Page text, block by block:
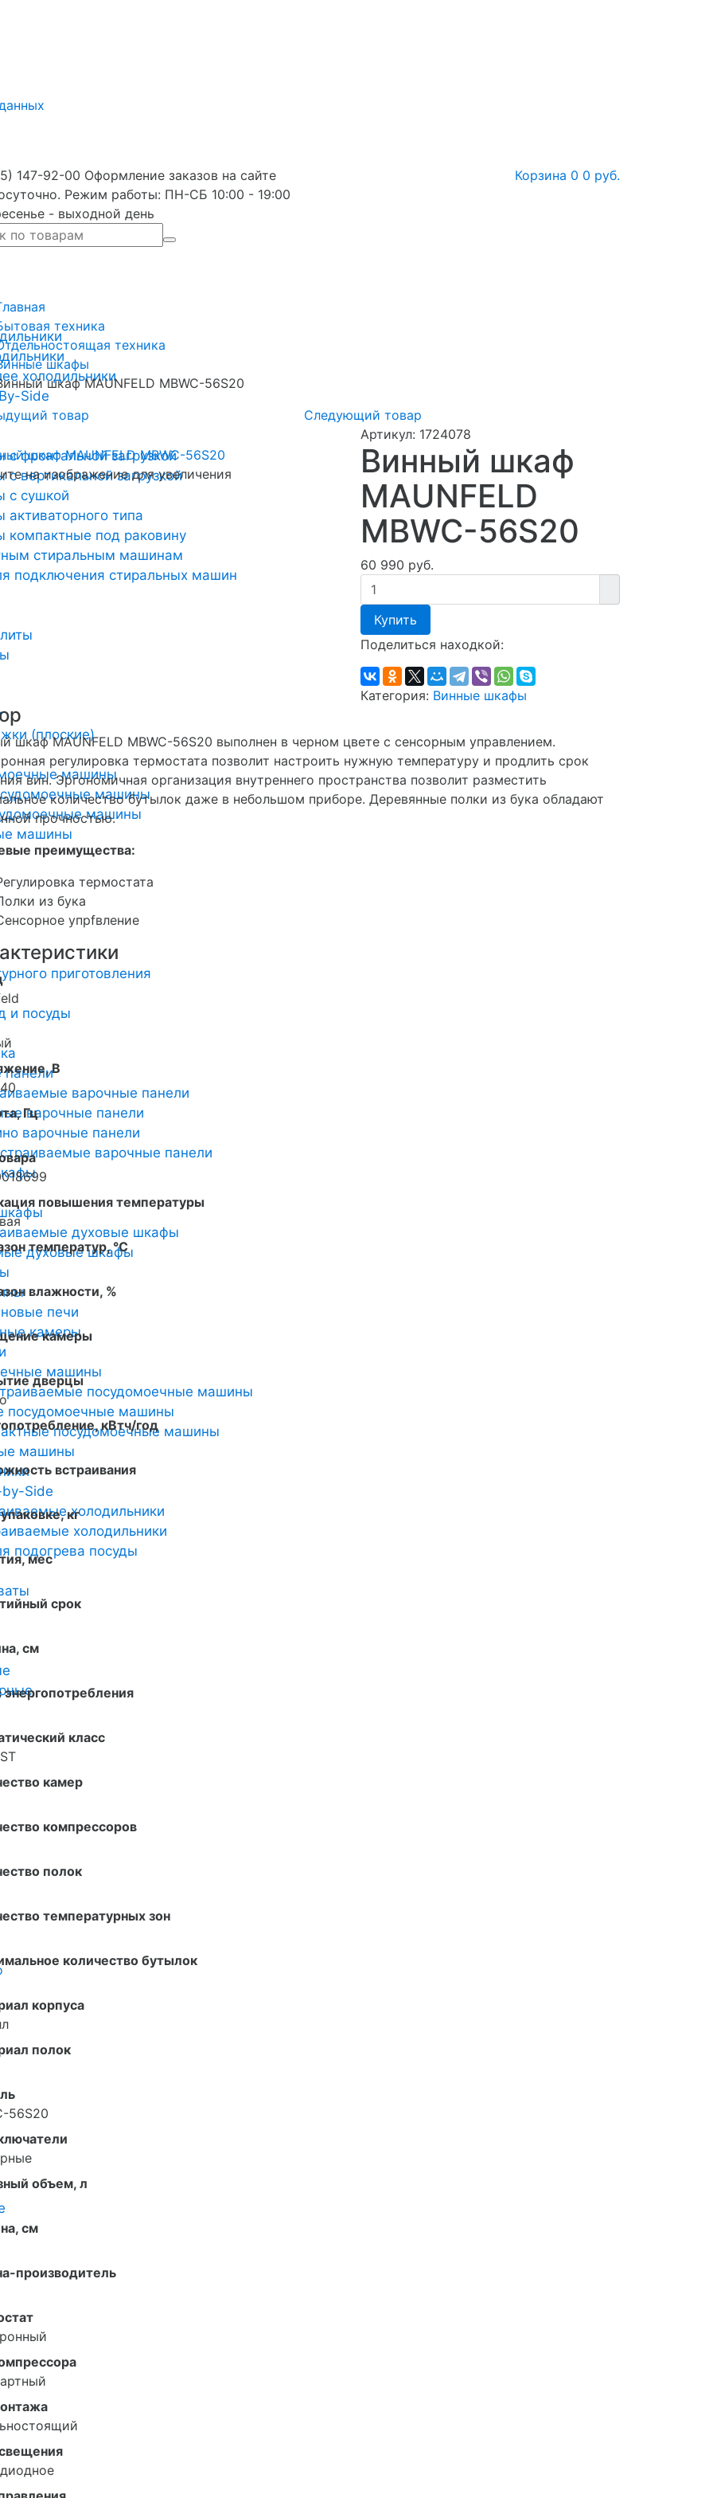
147-92-00 Оформление заказов на сайте
Режим работы: ПН-СБ 10:00 - 19:00
- выходной день
Корзина 0 0 руб.
холодильники
Side
фронтальной загрузкой
вертикальной загрузкой
с сушкой
типа
под раковину
стиральным машинам
подключения стиральных машин
(плоские)
машины
машины
машины
машины
приготовления
и посуды
панели
варочные панели
варочные панели
варочные панели
варочные панели
духовые шкафы
духовые шкафы
печи
камеры
машины
посудомоечные машины
посудомоечные машины
посудомоечные машины
машины
Side
холодильники
холодильники
подогрева посуды
техника
техника
шкафы
шкаф MAUNFELD MBWC-56S20
товар
Следующий товар
на изображение для увеличения
Артикул: 1724078
Винный шкаф
MAUNFELD
MBWC-56S20
60 990 руб.
Купить
Поделиться находкой:
Категория: Винные шкафы
шкаф MAUNFELD MBWC-56S20 выполнен в черном цвете с сенсорным управлением.
регулировка термостата позволит настроить нужную температуру и продлить срок
вин. Эргономичная организация внутреннего пространства позволит разместить
количество бутылок даже в небольшом приборе. Деревянные полки из бука обладают
прочностью.
преимущества:
термостата
из бука
упрfвление
В
Гц
повышения температуры
температур, °C
влажности, %
камеры
дверцы
кВтч/год
встраивания
кг
мес
срок
см
энергопотребления
класс
камер
компрессоров
полок
температурных зон
количество бутылок
корпуса
полок
56S20
объем, л
см
производитель